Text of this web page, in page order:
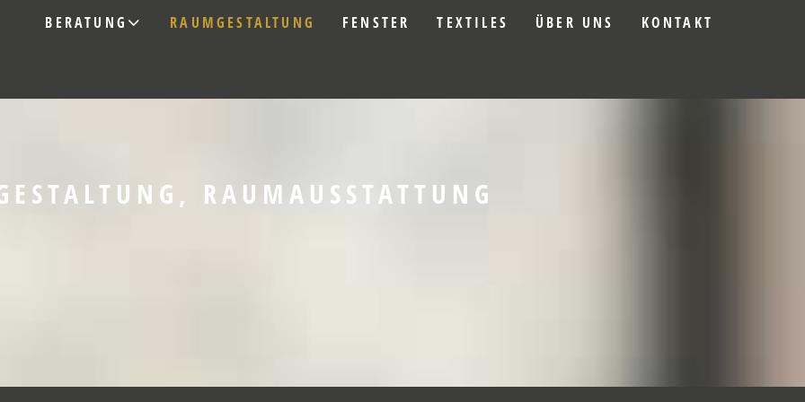
BERATUNG RAUMGESTALTUNG FENSTER TEXTILES ÜBER UNS KONTAKT
RAUMAUSSTATTUNG